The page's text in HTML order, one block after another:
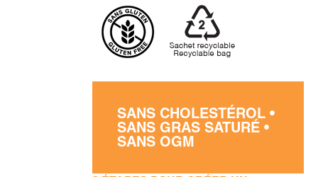
SANS CHOLESTÉROL •
SANS GRAS SATURÉ •
SANS OGM